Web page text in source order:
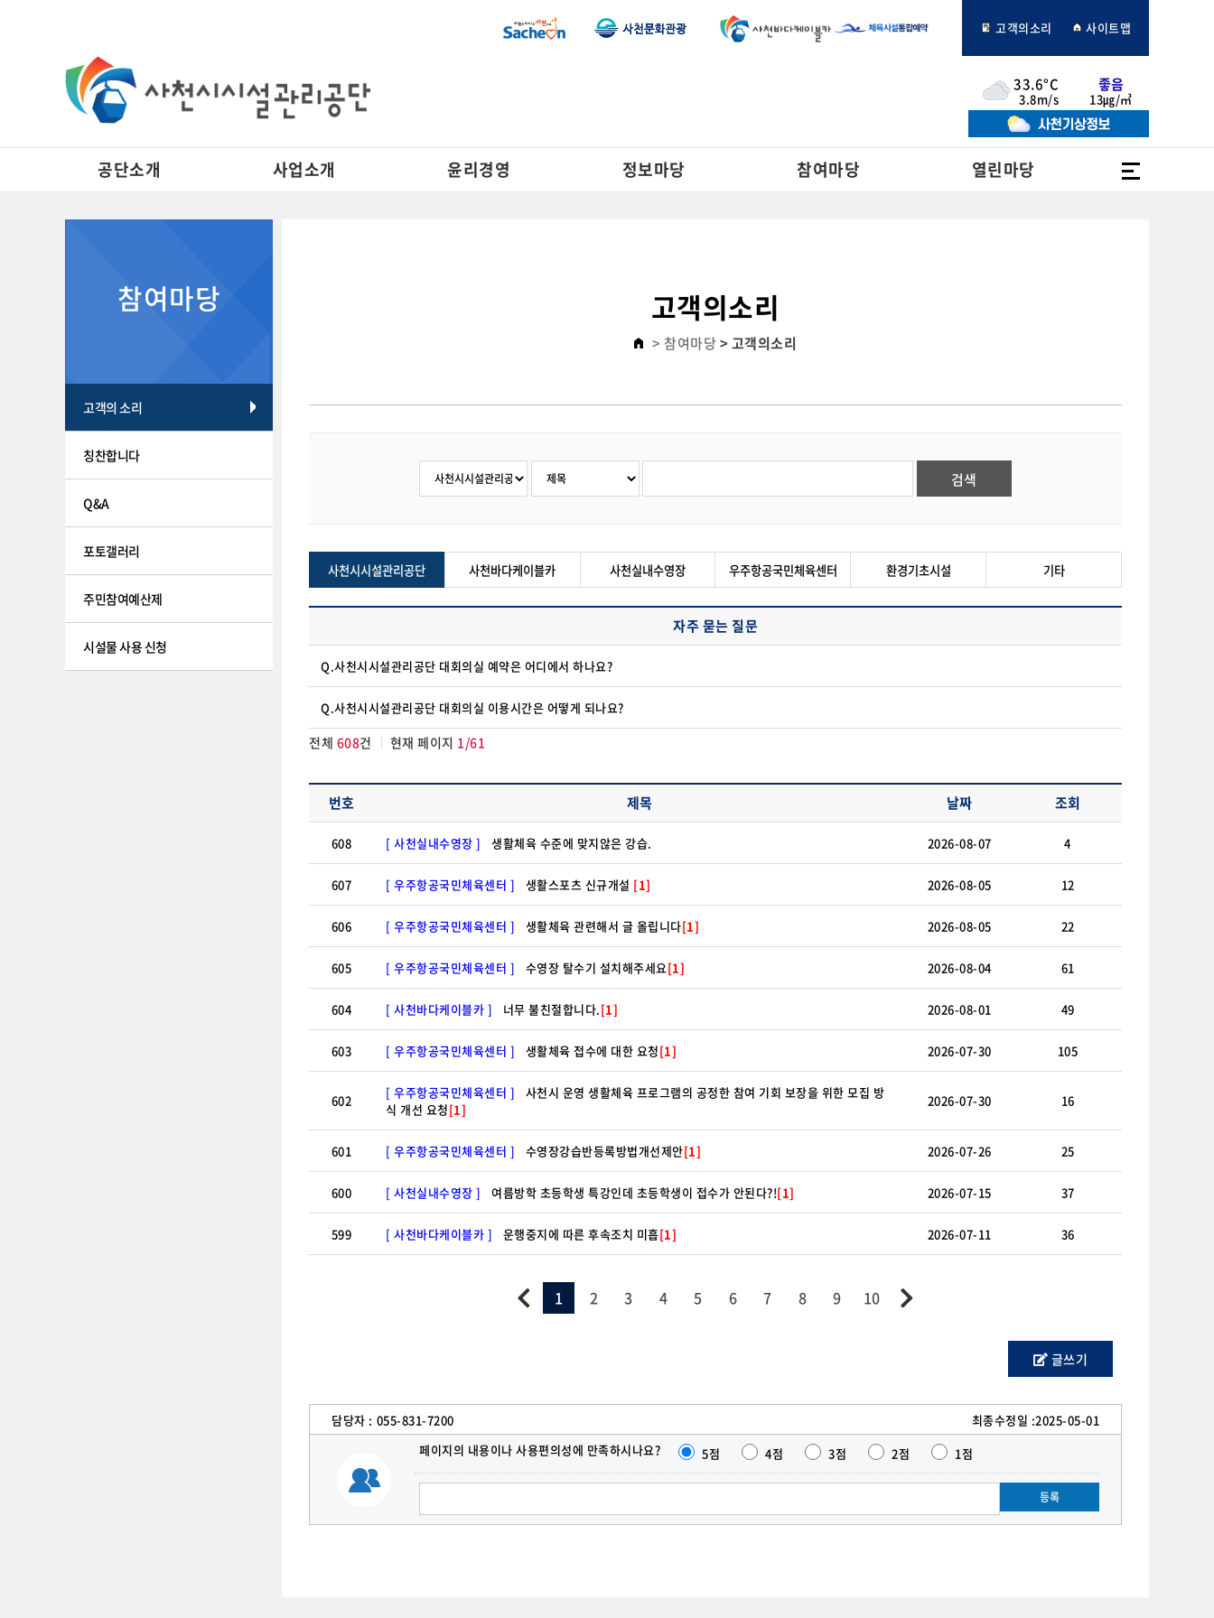
고객의소리 사이트맵
33.6°C
3.8m/s
좋음
13㎍/㎥
공단소개 사업소개 윤리경영 정보마당 참여마당 열린마당
참여마당
고객의 소리
칭찬합니다
Q&A
포토갤러리
주민참여예산제
시설물 사용 신청
고객의소리
> 참여마당> 고객의소리
사천시시설관리공단 사천바다케이블카 사천실내수영장 우주항공국민체육센터 환경기초시설 기타
자주 묻는 질문
Q.사천시시설관리공단 대회의실 예약은 어디에서 하나요?
Q.사천시시설관리공단 대회의실 이용시간은 어떻게 되나요?
전체 608건 현재 페이지 1/61
번호 제목 날짜 조회
608 [ 사천실내수영장 ] 생활체육 수준에 맞지않은 강습. 2026-08-07 4
607 [ 우주항공국민체육센터 ] 생활스포츠 신규개설 [1] 2026-08-05 12
606 [ 우주항공국민체육센터 ] 생활체육 관련해서 글 올립니다[1] 2026-08-05 22
605 [ 우주항공국민체육센터 ] 수영장 탈수기 설치해주세요[1] 2026-08-04 61
604 [ 사천바다케이블카 ] 너무 불친절합니다.[1] 2026-08-01 49
603 [ 우주항공국민체육센터 ] 생활체육 접수에 대한 요청[1] 2026-07-30 105
602 [ 우주항공국민체육센터 ]
사천시 운영 생활체육 프로그램의 공정한 참여 기회 보장을 위한 모집 방
식 개선 요청[1]
2026-07-30 16
601 [ 우주항공국민체육센터 ] 수영장강습반등록방법개선제안[1] 2026-07-26 25
600 [ 사천실내수영장 ] 여름방학 초등학생 특강인데 초등학생이 접수가 안된다?![1] 2026-07-15 37
599 [ 사천바다케이블카 ] 운행중지에 따른 후속조치 미흡[1] 2026-07-11 36
1 2 3 4 5 6 7 8 9 10
글쓰기
담당자 : 055-831-7200 최종수정일 :2025-05-01
페이지의 내용이나 사용편의성에 만족하시나요?
5점 4점 3점 2점 1점